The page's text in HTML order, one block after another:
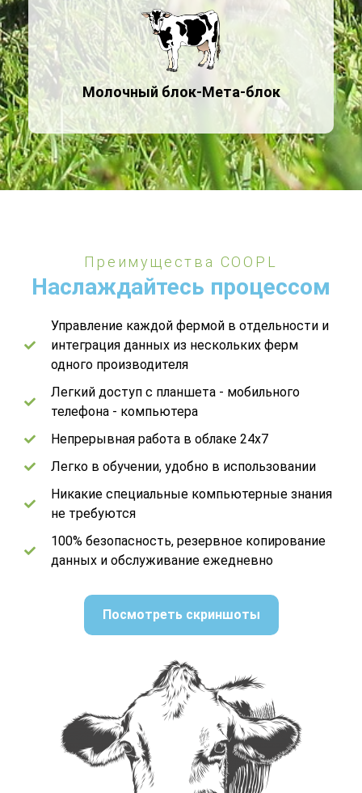
Молочный блок-Мета-блок
Преимущества COOPL
Наслаждайтесь процессом
Управление каждой фермой в отдельности и
интеграция данных из нескольких ферм
одного производителя
Легкий доступ с планшета - мобильного
телефона - компьютера
Непрерывная работа в облаке 24x7
Легко в обучении, удобно в использовании
Никакие специальные компьютерные знания
не требуются
100% безопасность, резервное копирование
данных и обслуживание ежедневно
Посмотреть скриншоты